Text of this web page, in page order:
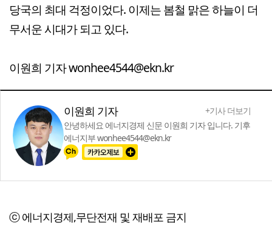
당국의 최대 걱정이었다. 이제는 봄철 맑은 하늘이 더
무서운 시대가 되고 있다.
이원희 기자 wonhee4544@ekn.kr
이원희 기자
+기사 더보기
안녕하세요 에너지경제 신문 이원희 기자 입니다. 기후
에너지부 wonhee4544@ekn.kr
ⓒ 에너지경제,무단전재 및 재배포 금지